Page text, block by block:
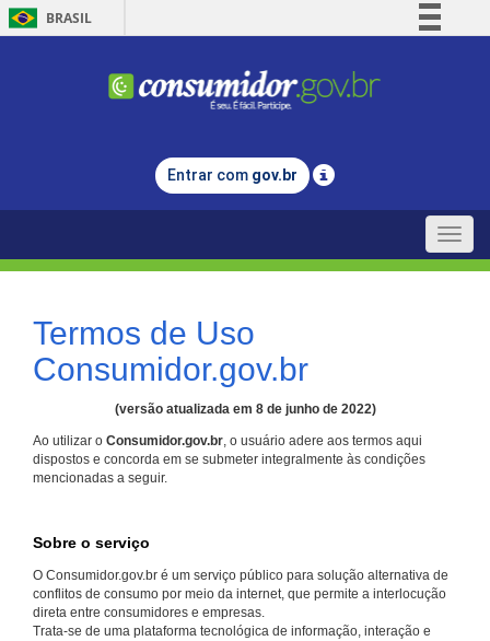
BRASIL
Comunica BR
Legislação
Entrar com gov.br
Toggle
Termos de Uso
Consumidor.gov.br
(versão atualizada em 8 de junho de 2022)
Ao utilizar o Consumidor.gov.br, o usuário adere aos termos aqui
dispostos e concorda em se submeter integralmente às condições
mencionadas a seguir.
Sobre o serviço
O Consumidor.gov.br é um serviço público para solução alternativa de
conflitos de consumo por meio da internet, que permite a interlocução
direta entre consumidores e empresas.
Trata-se de uma plataforma tecnológica de informação, interação e